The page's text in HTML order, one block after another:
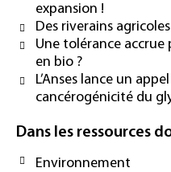
expansion !
Des riverains
Une tolérance accrue
en bio ?
L’Anses lance un
cancérogénicité du
Dans les ressources
Environnement